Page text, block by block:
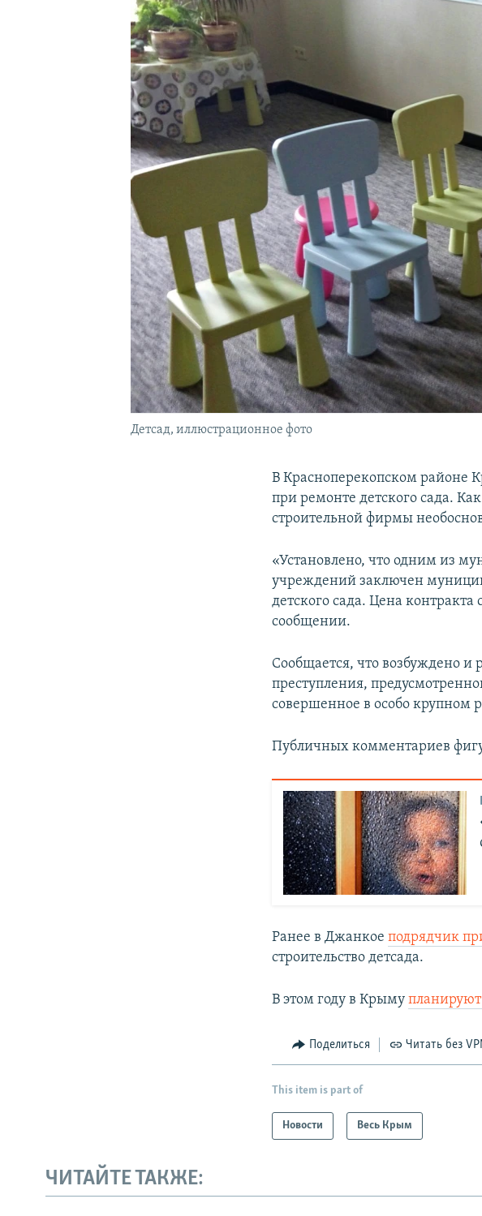
КРЫМ.НЕПОКОРЕННЫЙ
УКРАИНСКАЯ ПРОБЛЕМА КРЫМА
Детсад, иллюстрационное фото
В Красноперекопском районе
при ремонте детского сада.
строительной фирмы
«Установлено, что одним из
учреждений заключен
детского сада. Цена контракта
сообщении.
Сообщается, что возбуждено и
преступления,
совершенное в особо крупном
Публичных комментариев
Ранее в Джанкоеподрядчик
строительство детсада.
В этом году в Крымупланируют
Поделиться Читать без
This item is part of
Новости Весь Крым
ЧИТАЙТЕ ТАКЖЕ: